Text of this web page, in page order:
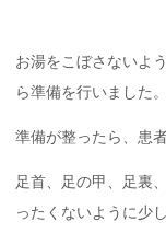
お湯をこぼさないよ
ら準備を行いました。
準備が整ったら、患
足首、足の甲、足裏
ったくないように少